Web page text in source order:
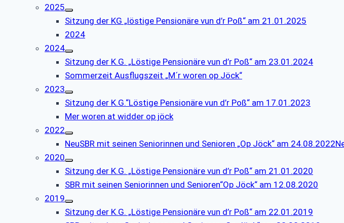
2025
Sitzung der KG „löstige Pensionäre vun d’r Poß“ am 21.01.2025
2024
2024
Sitzung der K.G. „Löstige Pensionäre vun d’r Poß“ am 23.01.2024
Sommerzeit Ausflugszeit „M´r woren op Jöck“
2023
Sitzung der K.G.“Löstige Pensionäre vun d’r Poß“ am 17.01.2023
Mer woren at widder op jöck
2022
NeuSBR mit seinen Seniorinnen und Senioren „Op Jöck“ am
2020
Sitzung der K.G. „Löstige Pensionäre vun d’r Poß“ am 21.01.2020
SBR mit seinen Seniorinnen und Senioren“Op Jöck“ am 12.08.2020
2019
Sitzung der K.G. „Löstige Pensionäre vun d’r Poß“ am 22.01.2019